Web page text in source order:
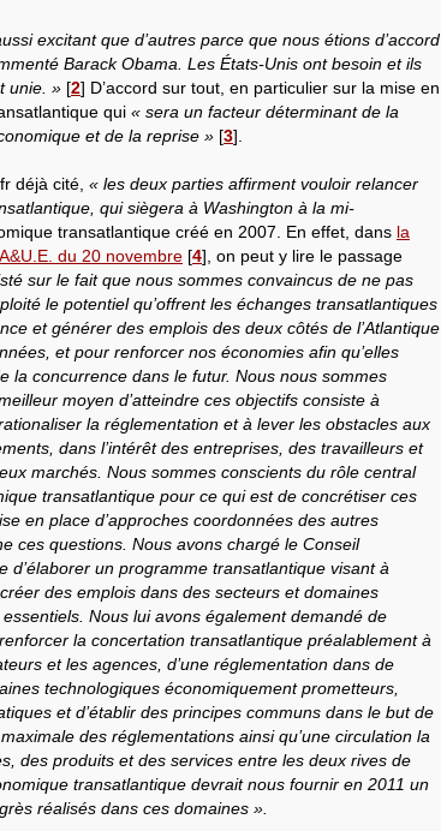
excitant que d’autres parce que nous étions d’accord
Barack Obama. Les États-Unis ont besoin et ils
unie. » [2] D’accord sur tout, en particulier sur la mise en
qui « sera un facteur déterminant de la
et de la reprise » [3]
déjà cité, « les deux parties affirment vouloir relancer
qui siègera à Washington à la mi-
transatlantique créé en 2007. En effet, dans la
du 20 novembre [4] , on peut y lire le passage
sur le fait que nous sommes convaincus de ne pas
le potentiel qu’offrent les échanges transatlantiques
et générer des emplois des deux côtés de l’Atlantique
et pour renforcer nos économies afin qu’elles
la concurrence dans le futur. Nous nous sommes
moyen d’atteindre ces objectifs consiste à
la réglementation et à lever les obstacles aux
dans l’intérêt des entreprises, des travailleurs et
marchés. Nous sommes conscients du rôle central
transatlantique pour ce qui est de concrétiser ces
en place d’approches coordonnées des autres
ces questions. Nous avons chargé le Conseil
d’élaborer un programme transatlantique visant à
des emplois dans des secteurs et domaines
Nous lui avons également demandé de
la concertation transatlantique préalablement à
et les agences, d’une réglementation dans de
technologiques économiquement prometteurs,
et d’établir des principes communs dans le but de
des réglementations ainsi qu’une circulation la
des produits et des services entre les deux rives de
transatlantique devrait nous fournir en 2011 un
réalisés dans ces domaines ».